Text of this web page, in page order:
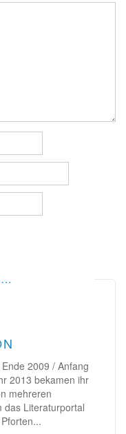
2009 / Anfang
2013 bekamen ihr
mehreren
das Literaturportal